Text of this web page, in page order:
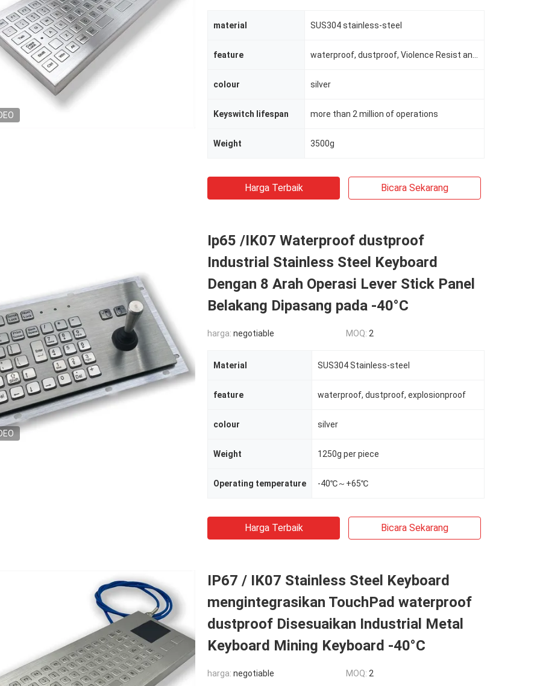
material SUS304 stainless-steel
feature
colour silver
Keyswitch lifespan more than 2 million of operations
Weight 3500g
Harga Terbaik Bicara Sekarang
Ip65 /IK07 Waterproof dustproof
Industrial Stainless Steel Keyboard
Dengan 8 Arah Operasi Lever Stick Panel
Belakang Dipasang pada -40°C
harga: negotiable MOQ: 2
Material SUS304 Stainless-steel
feature waterproof, dustproof, explosionproof
colour silver
Weight 1250g per piece
Operating temperature -40℃～+65℃
Harga Terbaik Bicara Sekarang
IP67 / IK07 Stainless Steel Keyboard
mengintegrasikan TouchPad waterproof
dustproof Disesuaikan Industrial Metal
Keyboard Mining Keyboard -40°C
harga: negotiable MOQ: 2